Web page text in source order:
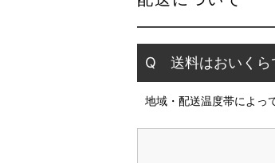
Q 送料はおいくら
地域・配送温度帯によっ